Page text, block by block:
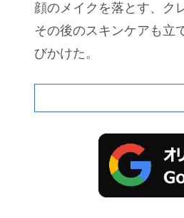
顔のメイクを落とす、ク
その後のスキンケアも
びかけた。